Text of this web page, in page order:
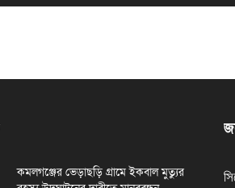
কমলগঞ্জের ভেড়াছড়ি গ্রামে ইকবাল মুত্যুর